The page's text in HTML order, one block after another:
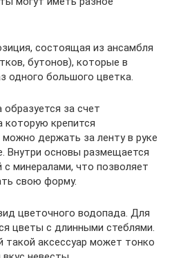
состоящая из ансамбля
бутонов), которые в
одного большого цветка.
за счет
которую крепится
держать за ленту в руке
Внутри основы размещается
с минералами, что позволяет
свою форму.
цветочного водопада. Для
цветы с длинными стеблями.
аксессуар может тонко